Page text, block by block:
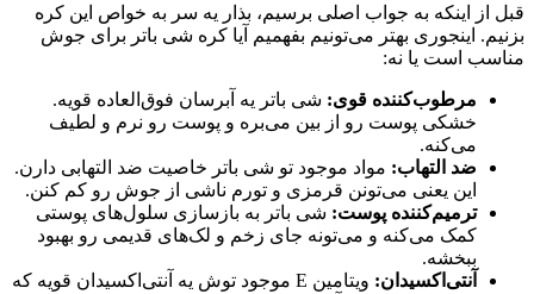
قبل از اینکه به جواب اصلی برسیم، بذار یه سر به خواص این کره
بزنیم. اینجوری بهتر می‌تونیم بفهمیم آیا کره شی باتر برای جوش
مناسب است یا نه:
مرطوب‌کننده قوی: شی باتر یه آبرسان فوق‌العاده قویه.
خشکی پوست رو از بین می‌بره و پوست رو نرم و لطیف
می‌کنه.
ضد التهاب: مواد موجود تو شی باتر خاصیت ضد التهابی دارن.
این یعنی می‌تونن قرمزی و تورم ناشی از جوش رو کم کنن.
ترمیم‌کننده پوست: شی باتر به بازسازی سلول‌های پوستی
کمک می‌کنه و می‌تونه جای زخم و لک‌های قدیمی رو بهبود
ببخشه.
آنتی‌اکسیدان:
ویتامین E موجود توش یه آنتی‌اکسیدان قویه که